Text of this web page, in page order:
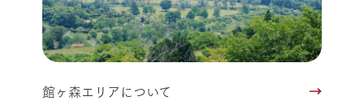
館ヶ森エリアについて